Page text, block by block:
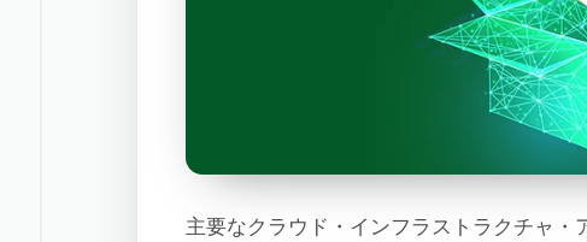
主要なクラウド・インフラストラクチャ